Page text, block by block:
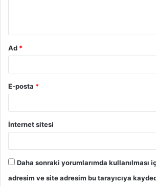
Ad *
E-posta *
İnternet sitesi
Daha sonraki yorumlarımda kullanılması
adresim ve site adresim bu tarayıcıya